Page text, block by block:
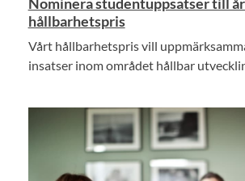
hållbarhetspris
Vårt hållbarhetspris vill
insatser inom området hållbar